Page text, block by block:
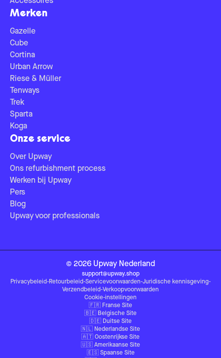
Merken
Gazelle
Cube
Cortina
Urban Arrow
Riese & Müller
Tenways
Trek
Sparta
Koga
Onze service
Over Upway
Ons refurbishment process
Werken bij Upway
Pers
Blog
Upway voor professionals
© 2026 Upway Nederland
support@upway.shop
Privacybeleid-Retourbeleid-Servicevoorwaarden-Juridische kennisgeving-
Verzendbeleid-Verkoopvoorwaarden
Cookie-instellingen
🇫🇷 Franse Site
🇧🇪 Belgische Site
🇩🇪 Duitse Site
🇳🇱 Nederlandse Site
🇦🇹 Oostenrijkse Site
🇺🇸 Amerikaanse Site
🇪🇸 Spaanse Site